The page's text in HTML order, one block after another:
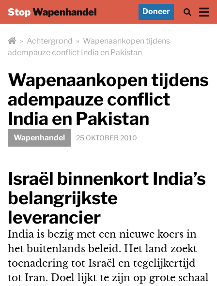
StopWapenhandel Doneer
» Achtergrond » Wapenaankopen tijdens
adempauze conflict India en Pakistan
Wapenaankopen tijdens
adempauze conflict
India en Pakistan
Wapenhandel 25 OKTOBER 2010
Israël binnenkort India’s
belangrijkste
leverancier
India is bezig met een nieuwe koers in
het buitenlands beleid. Het land zoekt
toenadering tot Israël en tegelijkertijd
tot Iran. Doel lijkt te zijn op grote schaal